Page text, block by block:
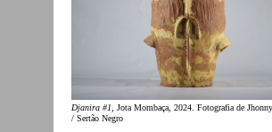
Djanira #1 , Jota Mombaça, 2024. Fotografia de
/ Sertão Negro